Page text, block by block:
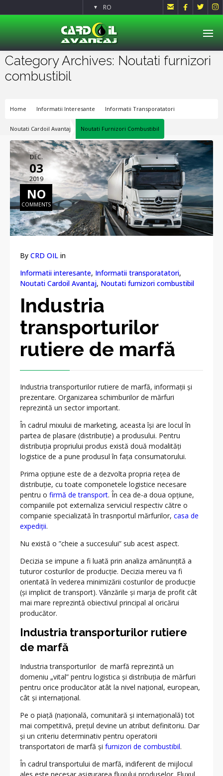
RO
▼    
Category Archives: Noutati furnizori
combustibil
Home Informatii Interesante Informatii Transporatatori
Noutati Cardoil Avantaj Noutati Furnizori Combustibil
DEC.
03
2019
NO
COMMENTS
By CRD OIL in
Informatii interesante, Informatii transporatatori,
Noutati Cardoil Avantaj, Noutati furnizori combustibil
Industria
transporturilor
rutiere de marfă
Industria transporturilor rutiere de marfă, informații și
prezentare. Organizarea schimburilor de mărfuri
reprezintă un sector important.
În cadrul mixului de marketing, aceasta își are locul în
partea de plasare (distribuție) a produsului. Pentru
distribuția propriului produs există două modalități
logistice de a pune produsul în fața consumatorului.
Prima opțiune este de a dezvolta propria rețea de
distribuție, cu toate componetele logistice necesare
pentru o firmă de transport. În cea de-a doua opțiune,
companiile pot externaliza serviciul respectiv către o
companie specializată în trasnportul mărfurilor, casa de
expediții.
Nu există o ”cheie a succesului” sub acest aspect.
Decizia se impune a fi luată prin analiza amănunțită a
tuturor costurilor de producție. Decizia mereu va fi
orientată în vederea minimizării costurilor de producție
(și implicit de transport). Vânzările și marja de profit cât
mai mare reprezintă obiectivul principal al oricărui
producător.
Industria transporturilor rutiere
de marfă
Industria transporturilor de marfă reprezintă un
domeniu „vital” pentru logistica și distribuția de mărfuri
pentru orice producător atât la nivel național, european,
cât și internațional.
Pe o piață (națională, comunitară și internațională) tot
mai competitivă, prețul devine un atribut definitoriu. Dar
și un criteriu determinativ pentru operatorii
transportatori de marfă și furnizori de combustibil.
În cadrul transportului de marfă, indiferent de mijlocul